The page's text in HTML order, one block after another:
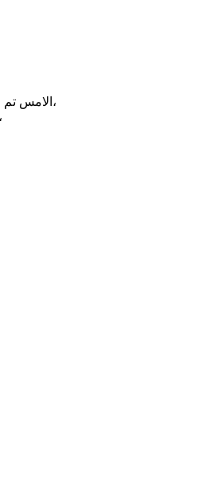
الامس تم اكمال اليوم الثالث لورش العمل التعريفية التدريبية في تقنيات الفعاليات في الرياض،
وقد كانت تسلط الضوء على تقنيات العروض المرئية للفعاليات في العالم،